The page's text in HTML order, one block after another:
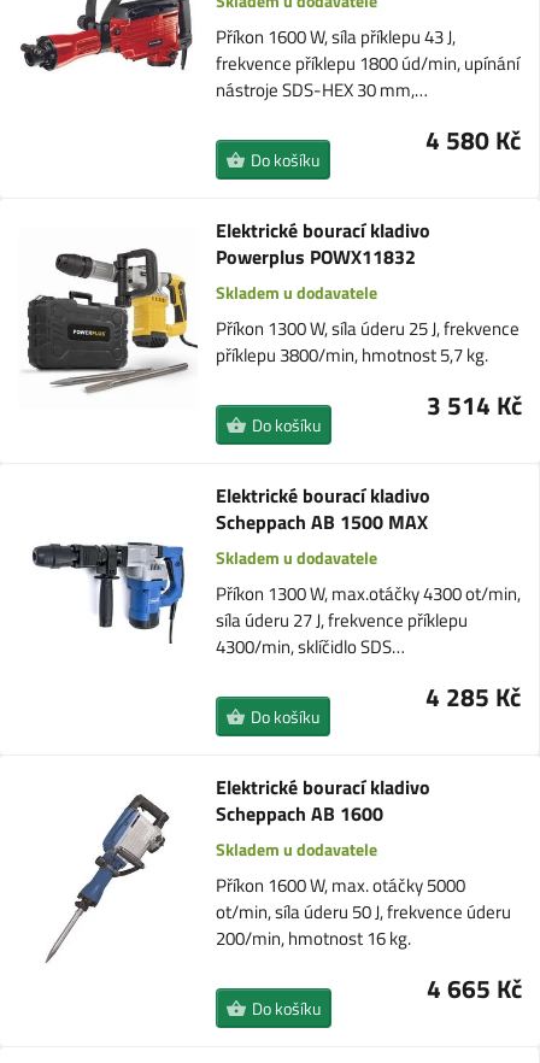
Příkon 1600 W, síla příklepu 43 J,
frekvence příklepu 1800 úd/min, upínání
nástroje SDS-HEX 30 mm,…
4 580 Kč
Do košíku
Elektrické bourací kladivo
Powerplus POWX11832
Skladem u dodavatele
Příkon 1300 W, síla úderu 25 J, frekvence
příklepu 3800/min, hmotnost 5,7 kg.
3 514 Kč
Do košíku
Elektrické bourací kladivo
Scheppach AB 1500 MAX
Skladem u dodavatele
Příkon 1300 W, max.otáčky 4300 ot/min,
síla úderu 27 J, frekvence příklepu
4300/min, sklíčidlo SDS…
4 285 Kč
Do košíku
Elektrické bourací kladivo
Scheppach AB 1600
Skladem u dodavatele
Příkon 1600 W, max. otáčky 5000
ot/min, síla úderu 50 J, frekvence úderu
200/min, hmotnost 16 kg.
4 665 Kč
Do košíku